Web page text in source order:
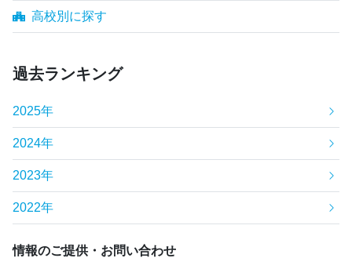
高校別に探す
過去ランキング
2025年
2024年
2023年
2022年
情報のご提供・お問い合わせ